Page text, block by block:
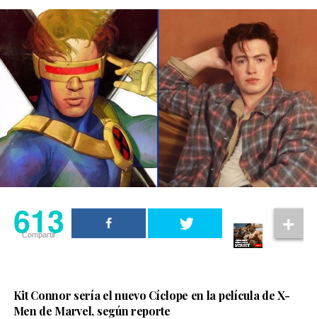
613
Compartir
Kit Connor sería el nuevo Cíclope en la película de X-
Men de Marvel, según reporte